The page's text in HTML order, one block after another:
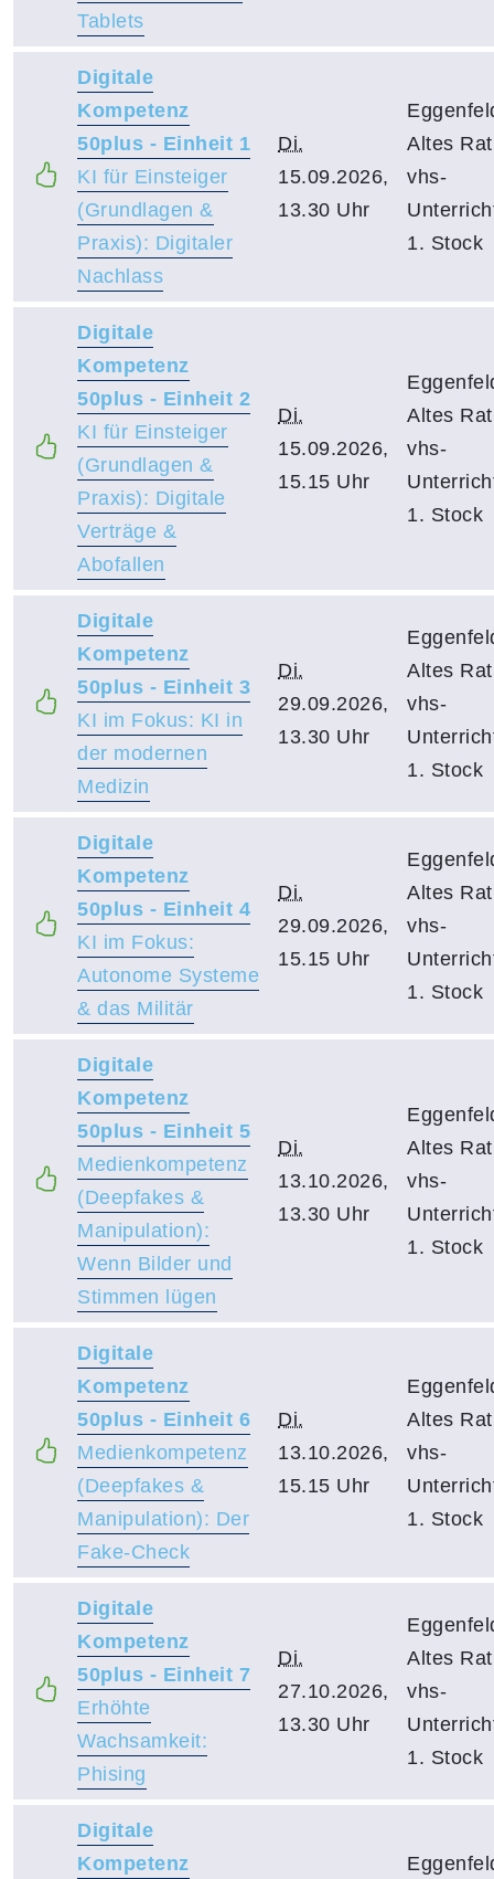
Tablets
Digitale
Kompetenz
50plus - Einheit 1
KI für Einsteiger
(Grundlagen &
Praxis): Digitaler
Nachlass
Di.
15.09.2026,
13.30 Uhr
Altes
vhs-
1. Stock
Digitale
Kompetenz
50plus - Einheit 2
KI für Einsteiger
(Grundlagen &
Praxis): Digitale
Verträge &
Abofallen
Di.
15.09.2026,
15.15 Uhr
Altes
vhs-
1. Stock
Digitale
Kompetenz
50plus - Einheit 3
KI im Fokus: KI in
der modernen
Medizin
Di.
29.09.2026,
13.30 Uhr
Altes
vhs-
1. Stock
Digitale
Kompetenz
50plus - Einheit 4
KI im Fokus:
Autonome Systeme
& das Militär
Di.
29.09.2026,
15.15 Uhr
Altes
vhs-
1. Stock
Digitale
Kompetenz
50plus - Einheit 5
Medienkompetenz
(Deepfakes &
Manipulation):
Wenn Bilder und
Stimmen lügen
Di.
13.10.2026,
13.30 Uhr
Altes
vhs-
1. Stock
Digitale
Kompetenz
50plus - Einheit 6
Medienkompetenz
(Deepfakes &
Manipulation): Der
Fake-Check
Di.
13.10.2026,
15.15 Uhr
Altes
vhs-
1. Stock
Digitale
Kompetenz
50plus - Einheit 7
Erhöhte
Wachsamkeit:
Phising
Di.
27.10.2026,
13.30 Uhr
Altes
vhs-
1. Stock
Digitale
Kompetenz